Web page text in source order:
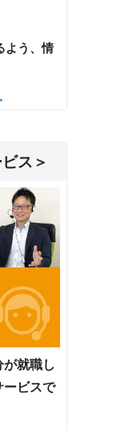
よう、情
ス＞
就職し
ービスで